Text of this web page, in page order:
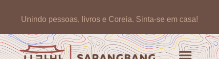
Unindo pessoas, livros e Coreia. Sinta-se em casa!